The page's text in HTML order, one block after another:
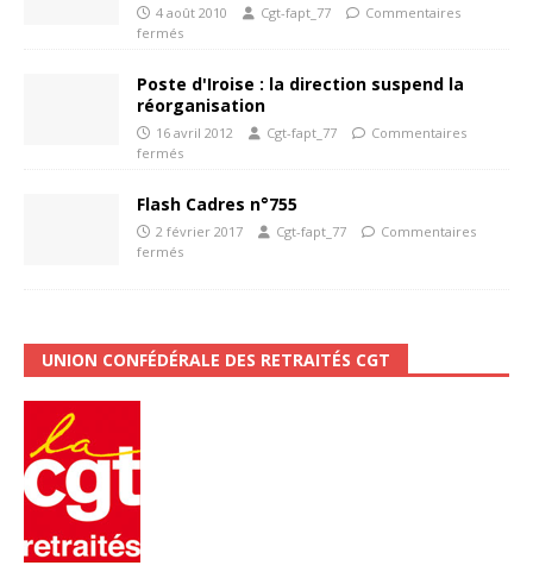
4 août 2010 Cgt-fapt_77
Commentaires
fermés
Poste d'Iroise : la direction suspend la
réorganisation
16 avril 2012 Cgt-fapt_77
Commentaires
fermés
Flash Cadres n°755
2 février 2017 Cgt-fapt_77
Commentaires
fermés
UNION CONFÉDÉRALE DES RETRAITÉS CGT